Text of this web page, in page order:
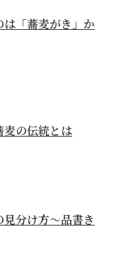
「蕎麦がき」か
麦の伝統とは
分け方～品書き